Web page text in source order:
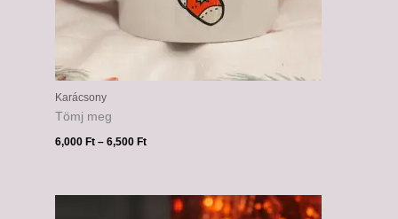
Karácsony
Tömj meg
6,000Ft – 6,500Ft
6,000 Ft